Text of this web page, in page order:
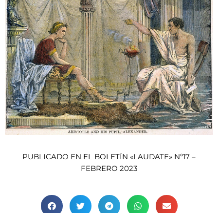
PUBLICADO EN EL BOLETÍN «LAUDATE» Nº17 –
FEBRERO 2023